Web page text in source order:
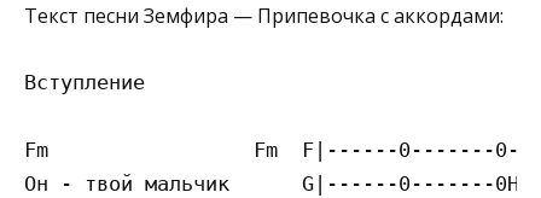
Текст песни Земфира — Припевочка с аккордами:
Вступление
Fm                 Fm  F|------0-------0--
Он - твой мальчик      G|------0-------